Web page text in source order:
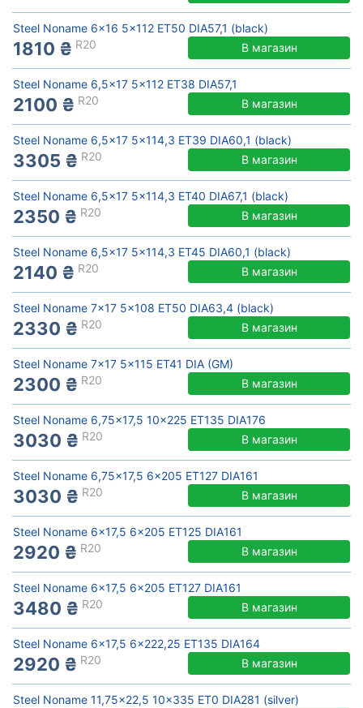
Steel Noname 6x16 5x112 ET50 DIA57,1 (black)
1810 ₴ R20 В магазин
Steel Noname 6,5x17 5x112 ET38 DIA57,1
2100 ₴ R20 В магазин
Steel Noname 6,5x17 5x114,3 ET39 DIA60,1 (black)
3305 ₴ R20 В магазин
Steel Noname 6,5x17 5x114,3 ET40 DIA67,1 (black)
2350 ₴ R20 В магазин
Steel Noname 6,5x17 5x114,3 ET45 DIA60,1 (black)
2140 ₴ R20 В магазин
Steel Noname 7x17 5x108 ET50 DIA63,4 (black)
2330 ₴ R20 В магазин
Steel Noname 7x17 5x115 ET41 DIA (GM)
2300 ₴ R20 В магазин
Steel Noname 6,75x17,5 10x225 ET135 DIA176
3030 ₴ R20 В магазин
Steel Noname 6,75x17,5 6x205 ET127 DIA161
3030 ₴ R20 В магазин
Steel Noname 6x17,5 6x205 ET125 DIA161
2920 ₴ R20 В магазин
Steel Noname 6x17,5 6x205 ET127 DIA161
3480 ₴ R20 В магазин
Steel Noname 6x17,5 6x222,25 ET135 DIA164
2920 ₴ R20 В магазин
Steel Noname 11,75x22,5 10x335 ET0 DIA281 (silver)